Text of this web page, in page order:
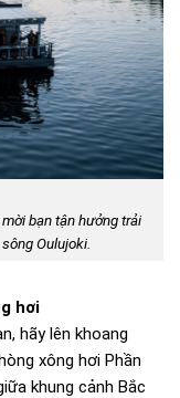
bạn tận hưởng trải
Oulujoki.
hơi
hãy lên khoang
xông hơi Phần
khung cảnh Bắc